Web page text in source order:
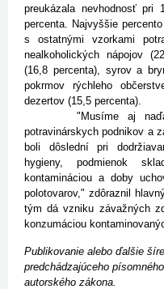
preukázala nevhodnosť pri
percenta. Najvyššie
s ostatnými vzorkami
nealkoholických nápojov
(16,8 percenta), syrov a
pokrmov rýchleho
dezertov (15,5 percenta).
"Musíme aj naďalej
potravinárskych podnikov a
boli dôslední pri
hygieny, podmienok
kontamináciou a doby
polotovarov," zdôraznil
tým dá vzniku závažných
konzumáciou
Publikovanie alebo ďalšie
predchádzajúceho
autorského zákona.